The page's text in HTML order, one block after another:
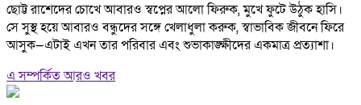
ছোট্ট রাশেদের চোখে আবারও স্বপ্নের আলো ফিরুক, মুখে ফুটে উঠুক হাসি।
সে সুস্থ হয়ে আবারও বন্ধুদের সঙ্গে খেলাধুলা করুক, স্বাভাবিক জীবনে ফিরে
আসুক—এটাই এখন তার পরিবার এবং শুভাকাঙ্ক্ষীদের একমাত্র প্রত্যাশা।
এ সম্পর্কিত আরও খবর